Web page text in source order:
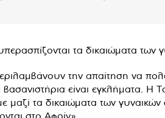
τα δικαιώματα
την απαίτηση να
είναι εγκλήματα. Η
τα δικαιώματα των γυναικών
στο Αφρίν».